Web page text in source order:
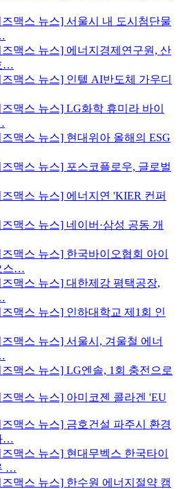
맥스 뉴스] 서울시 내 도시첨단물
맥스 뉴스] 에너지경제연구원, 산
…
맥스 뉴스] 인텔 AI반도체 가우디
맥스 뉴스] LG화학 휴미라 바이
맥스 뉴스] 현대위아 올해의 ESG
맥스 뉴스] 포스코플로우, 글로벌
맥스 뉴스] 에너지연 'KIER 컨퍼
맥스 뉴스] 네이버·삼성 공동 개
맥스 뉴스] 한국바이오협회 아이
스…
맥스 뉴스] 대한제강 평택공장,
맥스 뉴스] 인하대학교 제1회 인
맥스 뉴스] 서울시, 겨울철 에너
맥스 뉴스] LG엔솔, 1회 충전으로
맥스 뉴스] 아미코젠 콜라겐 'EU
맥스 뉴스] 금호건설 파주시 환경
…
맥스 뉴스] 현대무벡스 한국타이
…
맥스 뉴스] 한수원 에너지절약 캠